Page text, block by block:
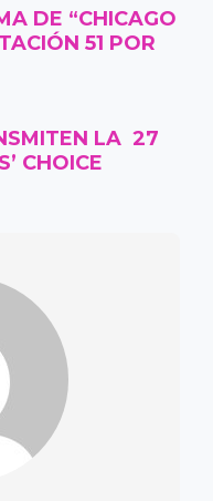
DE “CHICAGO
51 POR
LA 27
CHOICE